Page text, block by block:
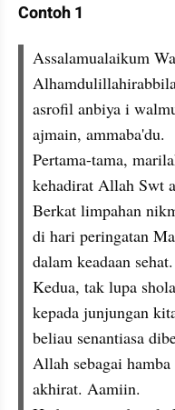
Contoh 1
Assalamualaikum
asrofil anbiya i
ajmain, ammaba'du.
Pertama-tama,
kehadirat Allah Swt
Berkat limpahan
di hari peringatan
dalam keadaan sehat.
Kedua, tak lupa
kepada junjungan
beliau senantiasa
Allah sebagai
akhirat. Aamiin.